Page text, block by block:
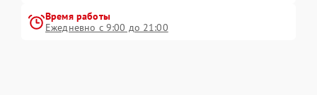
Время работы
Ежедневно с 9:00 до 21:00